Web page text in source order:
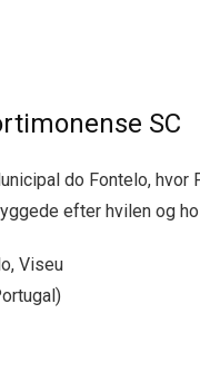
SC
do Fontelo,
efter hvilen og
Viseu